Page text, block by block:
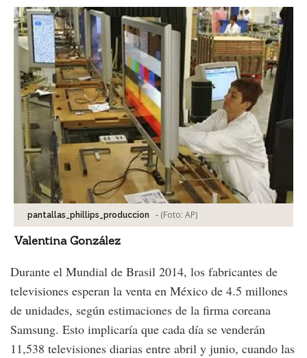
pantallas_phillips_produccion - (Foto: AP)
Valentina González
Durante el Mundial de Brasil 2014, los fabricantes de
televisiones esperan la venta en México de 4.5 millones
de unidades, según estimaciones de la firma coreana
Samsung. Esto implicaría que cada día se venderán
11,538 televisiones diarias entre abril y junio, cuando las